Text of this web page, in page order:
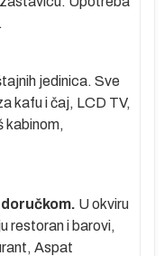
jedinica. Sve
kafu i čaj, LCD TV,
kabinom,
U okviru
restoran i barovi,
Aspat